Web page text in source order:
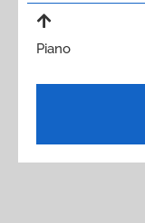
Piano